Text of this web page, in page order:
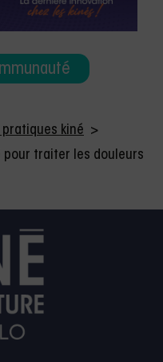
pratiques kiné >
pour traiter les douleurs